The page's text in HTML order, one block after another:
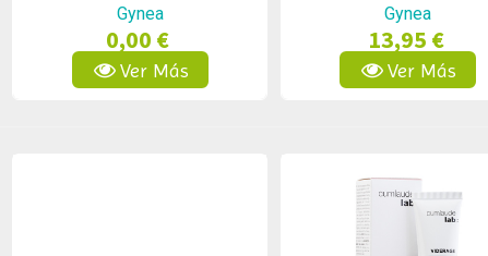
50ml
Gynea
0,00 €
Ver Más
Gynea
13,95 €
Ver Más